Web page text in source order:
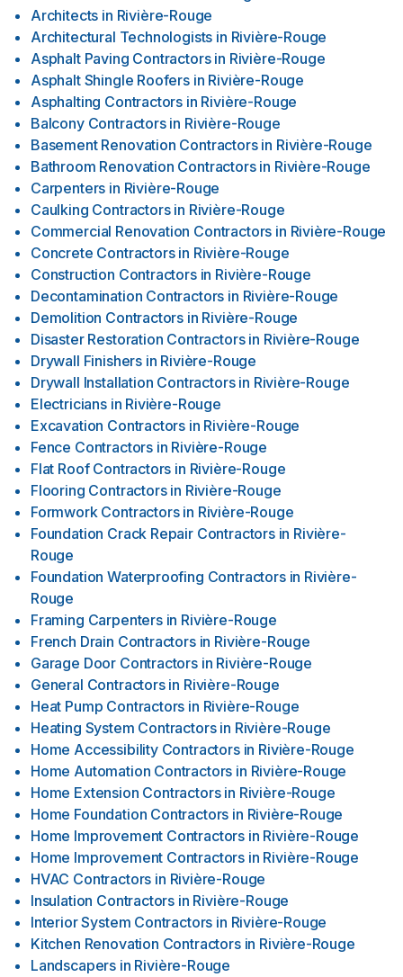
Architects in Rivière-Rouge
Architectural Technologists in Rivière-Rouge
Asphalt Paving Contractors in Rivière-Rouge
Asphalt Shingle Roofers in Rivière-Rouge
Asphalting Contractors in Rivière-Rouge
Balcony Contractors in Rivière-Rouge
Basement Renovation Contractors in Rivière-Rouge
Bathroom Renovation Contractors in Rivière-Rouge
Carpenters in Rivière-Rouge
Caulking Contractors in Rivière-Rouge
Commercial Renovation Contractors in Rivière-Rouge
Concrete Contractors in Rivière-Rouge
Construction Contractors in Rivière-Rouge
Decontamination Contractors in Rivière-Rouge
Demolition Contractors in Rivière-Rouge
Disaster Restoration Contractors in Rivière-Rouge
Drywall Finishers in Rivière-Rouge
Drywall Installation Contractors in Rivière-Rouge
Electricians in Rivière-Rouge
Excavation Contractors in Rivière-Rouge
Fence Contractors in Rivière-Rouge
Flat Roof Contractors in Rivière-Rouge
Flooring Contractors in Rivière-Rouge
Formwork Contractors in Rivière-Rouge
Foundation Crack Repair Contractors in Rivière-
Rouge
Foundation Waterproofing Contractors in Rivière-
Rouge
Framing Carpenters in Rivière-Rouge
French Drain Contractors in Rivière-Rouge
Garage Door Contractors in Rivière-Rouge
General Contractors in Rivière-Rouge
Heat Pump Contractors in Rivière-Rouge
Heating System Contractors in Rivière-Rouge
Home Accessibility Contractors in Rivière-Rouge
Home Automation Contractors in Rivière-Rouge
Home Extension Contractors in Rivière-Rouge
Home Foundation Contractors in Rivière-Rouge
Home Improvement Contractors in Rivière-Rouge
Home Improvement Contractors in Rivière-Rouge
HVAC Contractors in Rivière-Rouge
Insulation Contractors in Rivière-Rouge
Interior System Contractors in Rivière-Rouge
Kitchen Renovation Contractors in Rivière-Rouge
Landscapers in Rivière-Rouge